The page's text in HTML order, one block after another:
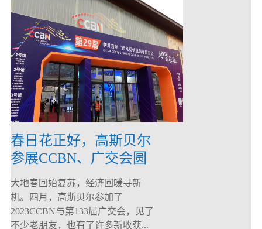
春日花正好，高斯贝尔
参展CCBN、广交会圆
满落幕！
大地春回始复苏，经济回暖寻新
机。四月，高斯贝尔参加了
2023CCBN与第133届广交会，见了
不少老朋友，也有了许多新收获...